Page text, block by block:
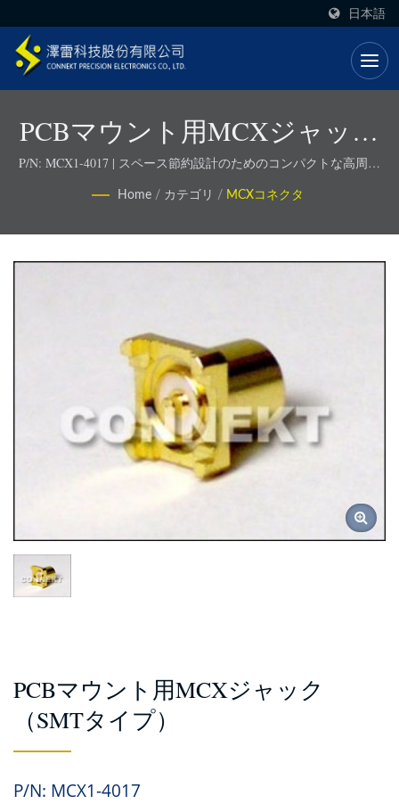
日本語
PCBマウント用MCXジャック
（SMTタイプ）
P/N: MCX1-4017 | スペース節約設計のためのコンパクトな高周波
Home / カテゴリ / MCXコネクタ
PCBマウント用MCXジャック
（SMTタイプ）
P/N: MCX1-4017